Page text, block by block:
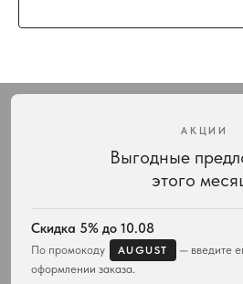
АКЦИИ
Выгодные
этого
Скидка 5% до 10.08
По промокоду AUGUST
— введите
оформлении заказа.
Браслеты
Кольца
Часы
Для